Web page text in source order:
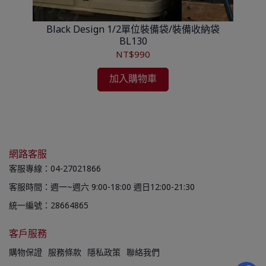
Black Design 1/2單位裝備袋/裝備收納袋
BL130
NT$990
加入購物車
網路客服
客服專線：04-27021866
客服時間：週一~週六 9:00-18:00 週日12:00-21:30
統一編號：28664865
客戶服務
購物保證 服務條款 隱私政策 聯絡我們